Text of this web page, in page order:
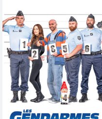
INT. -12ans
VF